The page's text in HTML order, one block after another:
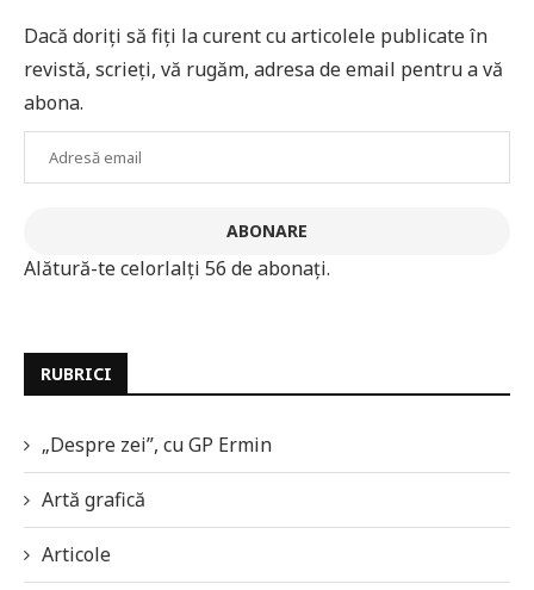
Dacă doriți să fiți la curent cu articolele publicate în
revistă, scrieți, vă rugăm, adresa de email pentru a vă
abona.
Adresă
ABONARE
Alătură-te celorlalți 56 de abonați.
RUBRICI
„Despre zei”, cu GP Ermin
Artă grafică
Articole